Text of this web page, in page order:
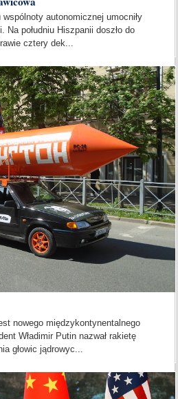
autonomicznej umocniły
Na południu Hiszpanii doszło do
cztery dek...
nowego międzykontynentalnego
Władimir Putin nazwał rakietę
głowic jądrowyc...